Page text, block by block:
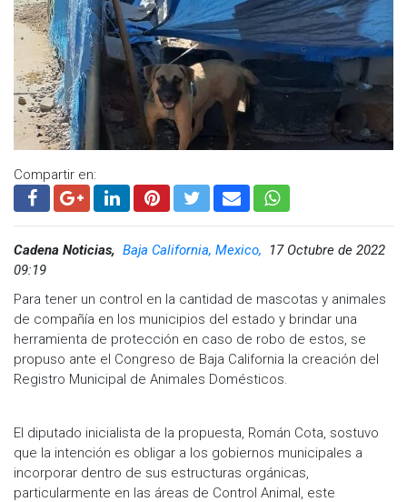
Compartir en:
Cadena Noticias, Baja California, Mexico,
17 Octubre de 2022
09:19
Para tener un control en la cantidad de mascotas y animales
de compañía en los municipios del estado y brindar una
herramienta de protección en caso de robo de estos, se
propuso ante el Congreso de Baja California la creación del
Registro Municipal de Animales Domésticos.
El diputado inicialista de la propuesta, Román Cota, sostuvo
que la intención es obligar a los gobiernos municipales a
incorporar dentro de sus estructuras orgánicas,
particularmente en las áreas de Control Animal, este